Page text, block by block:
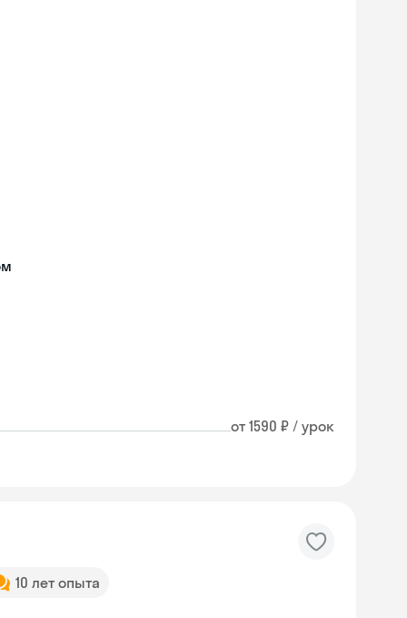
от 1590 ₽ / урок
10 лет опыта